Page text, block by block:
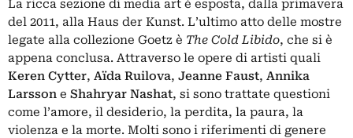
La ricca sezione di media art è esposta, dalla primavera
del 2011, alla Haus der Kunst. L’ultimo atto delle mostre
legate alla collezione Goetz è The Cold Libido, che si è
appena conclusa. Attraverso le opere di artisti quali
Keren Cytter, Aïda Ruilova, Jeanne Faust, Annika
Larsson e Shahryar Nashat, si sono trattate questioni
come l’amore, il desiderio, la perdita, la paura, la
violenza e la morte. Molti sono i riferimenti di genere